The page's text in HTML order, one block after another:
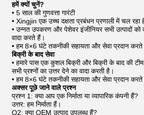
हमें क्यों चुनें?
• 5 साल की गुणवत्ता गारंटी
• Xingjin एक उच्च दक्षता प्रबंधन प्रणाली में चल रहा
• उन्नत उपकरण और पेशेवर इंजीनियर सभी उत्पादों
वादा करते हैं।
• हम 8×6 घंटे तकनीकी सहायता और सेवा प्रदान करते
बिक्री के बाद सेवा
• हमारे पास एक कुशल बिक्री और बिक्री के बाद की
सभी प्रश्नों का उत्तर देने का वादा करती है।
• हम 8×6 घंटे तकनीकी सहायता और सेवा प्रदान करते
अक्सर पूछे जाने वाले प्रश्न
प्रश्न 1: क्या आप एक निर्माता या व्यापारिक कंपनी हैं?
उत्तर: हम निर्माता हैं।
Q2: क्या OEM उत्पाद उपलब्ध हैं?